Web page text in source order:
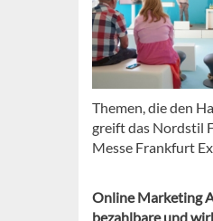
Themen, die den
greift das Nordstil
Messe Frankfurt
Online Marketing
bezahlbare und